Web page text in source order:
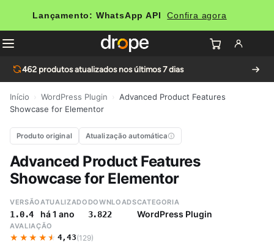
Lançamento: WhatsApp API Confira agora
462 produtos atualizados nos últimos 7 dias
Início WordPress Plugin
Advanced Product Features
Showcase for Elementor
Produto original Atualização automática
Advanced Product Features
Showcase for Elementor
VERSÃO
1.0.4
ATUALIZADO
há 1 ano
DOWNLOADS
3.822
CATEGORIA
WordPress Plugin
AVALIAÇÃO
★★★★★
★★★★★ 4,43(129)